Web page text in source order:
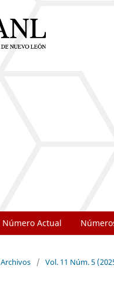
Número Actual
Archivos / Vol. 11 Núm. 5